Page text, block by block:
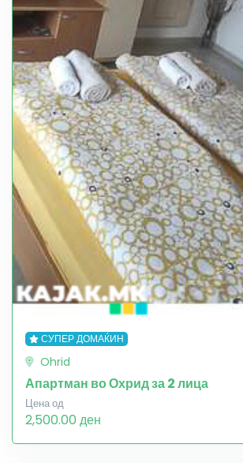
СУПЕР ДОМАЌИН
Ohrid
Апартман во Охрид за 2 лица
Цена од
2,500.00 ден